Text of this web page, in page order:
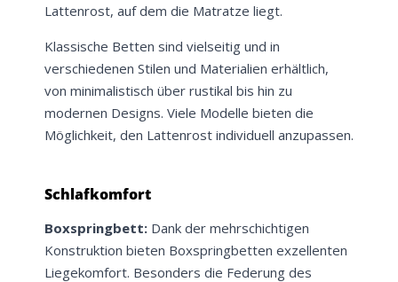
Lattenrost, auf dem die Matratze liegt.
Klassische Betten sind vielseitig und in
verschiedenen Stilen und Materialien erhältlich,
von minimalistisch über rustikal bis hin zu
modernen Designs. Viele Modelle bieten die
Möglichkeit, den Lattenrost individuell anzupassen.
Schlafkomfort
Boxspringbett: Dank der mehrschichtigen
Konstruktion bieten Boxspringbetten exzellenten
Liegekomfort. Besonders die Federung des